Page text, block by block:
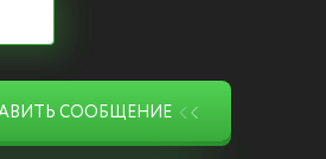
СООБЩЕНИЕ